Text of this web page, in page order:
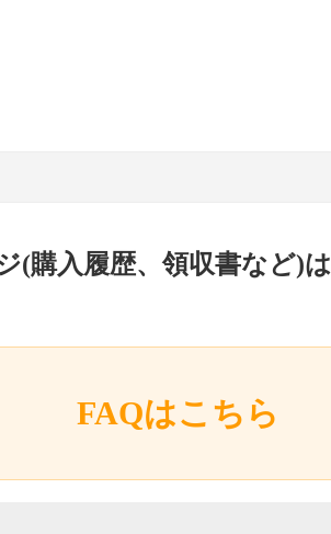
(購入履歴、領収書など)は
FAQはこちら